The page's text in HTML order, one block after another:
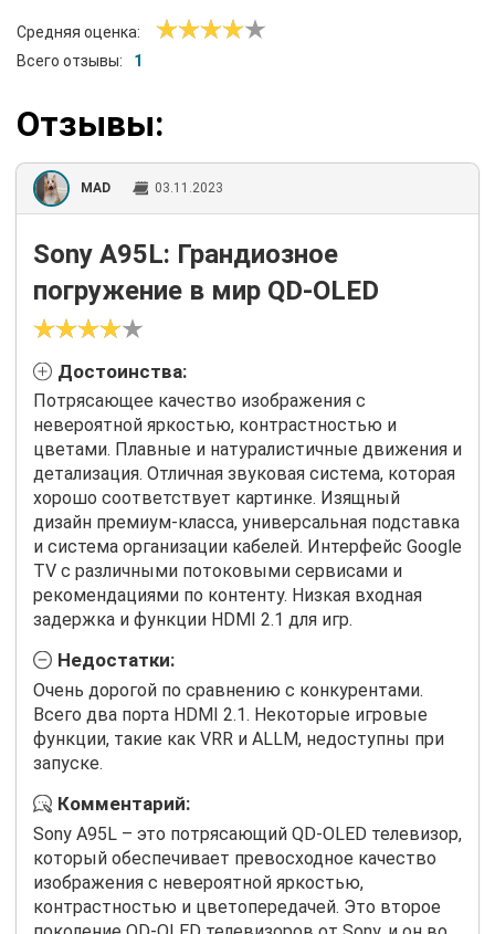
Средняя оценка:
Всего отзывы:
1
Отзывы:
MAD 03.11.2023
Sony A95L: Грандиозное
погружение в мир QD-OLED
Достоинства:
Потрясающее качество изображения с
невероятной яркостью, контрастностью и
цветами. Плавные и натуралистичные движения и
детализация. Отличная звуковая система, которая
хорошо соответствует картинке. Изящный
дизайн премиум-класса, универсальная подставка
и система организации кабелей. Интерфейс Google
TV с различными потоковыми сервисами и
рекомендациями по контенту. Низкая входная
задержка и функции HDMI 2.1 для игр.
Недостатки:
Очень дорогой по сравнению с конкурентами.
Всего два порта HDMI 2.1. Некоторые игровые
функции, такие как VRR и ALLM, недоступны при
запуске.
Комментарий:
Sony A95L – это потрясающий QD-OLED телевизор,
который обеспечивает превосходное качество
изображения с невероятной яркостью,
контрастностью и цветопередачей. Это второе